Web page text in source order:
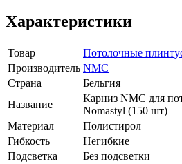
Характеристики
Товар
Потолочные
Производитель NMC
Страна
Бельгия
Название
Карниз NMC для
Nomastyl (150 шт)
Материал
Полистирол
Гибкость
Негибкие
Подсветка
Без подсветки